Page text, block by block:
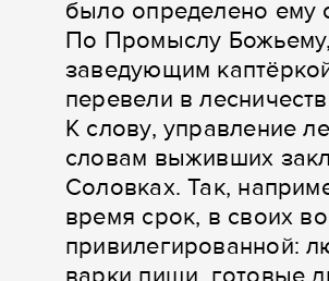
было определено ему
По Промыслу Божьему,
заведующим
перевели в
К слову, управление
словам выживших
Соловках. Так,
время срок, в своих
привилегированной: